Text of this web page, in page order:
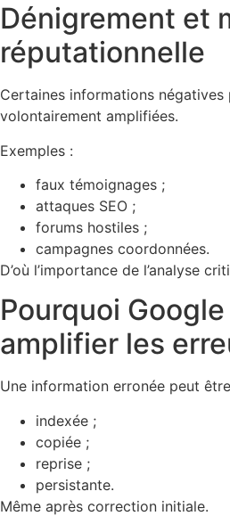
Dénigrement et
réputationnelle
Certaines informations négatives
volontairement amplifiées.
Exemples :
faux témoignages ;
attaques SEO ;
forums hostiles ;
campagnes coordonnées.
D’où l’importance de l’analyse
Pourquoi
amplifier les
Une information erronée peut
indexée ;
copiée ;
reprise ;
persistante.
Même après correction initiale.